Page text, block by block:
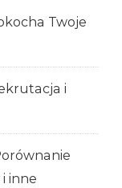
Twoje
i
inne